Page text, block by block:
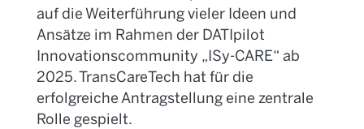
auf die Weiterführung vieler Ideen und
Ansätze im Rahmen der DATIpilot
Innovationscommunity „ISy-CARE“ ab
2025. TransCareTech hat für die
erfolgreiche Antragstellung eine zentrale
Rolle gespielt.